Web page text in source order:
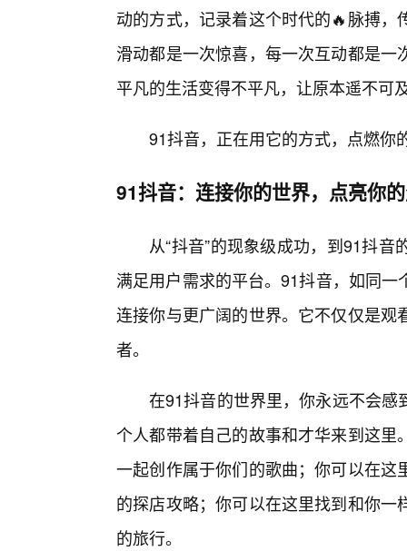
动的方式，记录着这个时代的🔥脉搏
滑动都是一次惊喜，每一次互动都是
平凡的生活变得不平凡，让原本遥不可
91抖音，正在用它的方式，点燃你
91抖音：连接你的世界，点亮你
从“抖音”的现象级成功，到91抖
满足用户需求的平台。91抖音，如同
连接你与更广阔的世界。它不仅仅是
者。
在91抖音的世界里，你永远不会
个人都带着自己的故事和才华来到这
一起创作属于你们的歌曲；你可以在
的探店攻略；你可以在这里找到和你
的旅行。